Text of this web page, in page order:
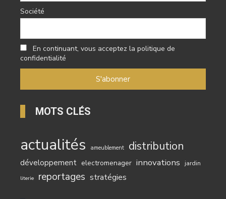
Société
En continuant, vous acceptez la politique de
confidentialité
MOTS CLÉS
actualités ameublement distribution
développement electromenager innovations jardin
literie reportages stratégies